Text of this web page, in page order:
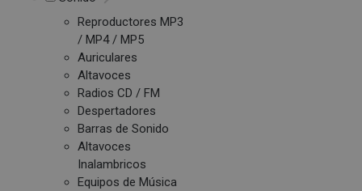
Reproductores MP3
/ MP4 / MP5
Auriculares
Altavoces
Radios CD / FM
Despertadores
Barras de Sonido
Altavoces
Inalambricos
Equipos de Música